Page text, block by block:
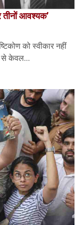
आवश्यक’
को स्वीकार नहीं
से केवल...